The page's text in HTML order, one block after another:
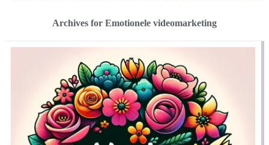
Archives for Emotionele videomarketing